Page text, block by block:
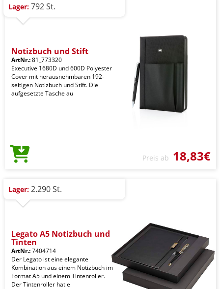
Lager: 792 St.
Notizbuch und Stift
ArtNr.:81_773320
Executive 1680D und 600D Polyester
Cover mit herausnehmbaren 192-
seitigen Notizbuch und Stift. Die
aufgesetzte Tasche au
Preis ab 18,83€
Lager: 2.290 St.
Legato A5 Notizbuch und
Tinten
ArtNr.:7404714
Der Legato ist eine elegante
Kombination aus einem Notizbuch im
Format A5 und einem Tintenroller.
Der Tintenroller hat e